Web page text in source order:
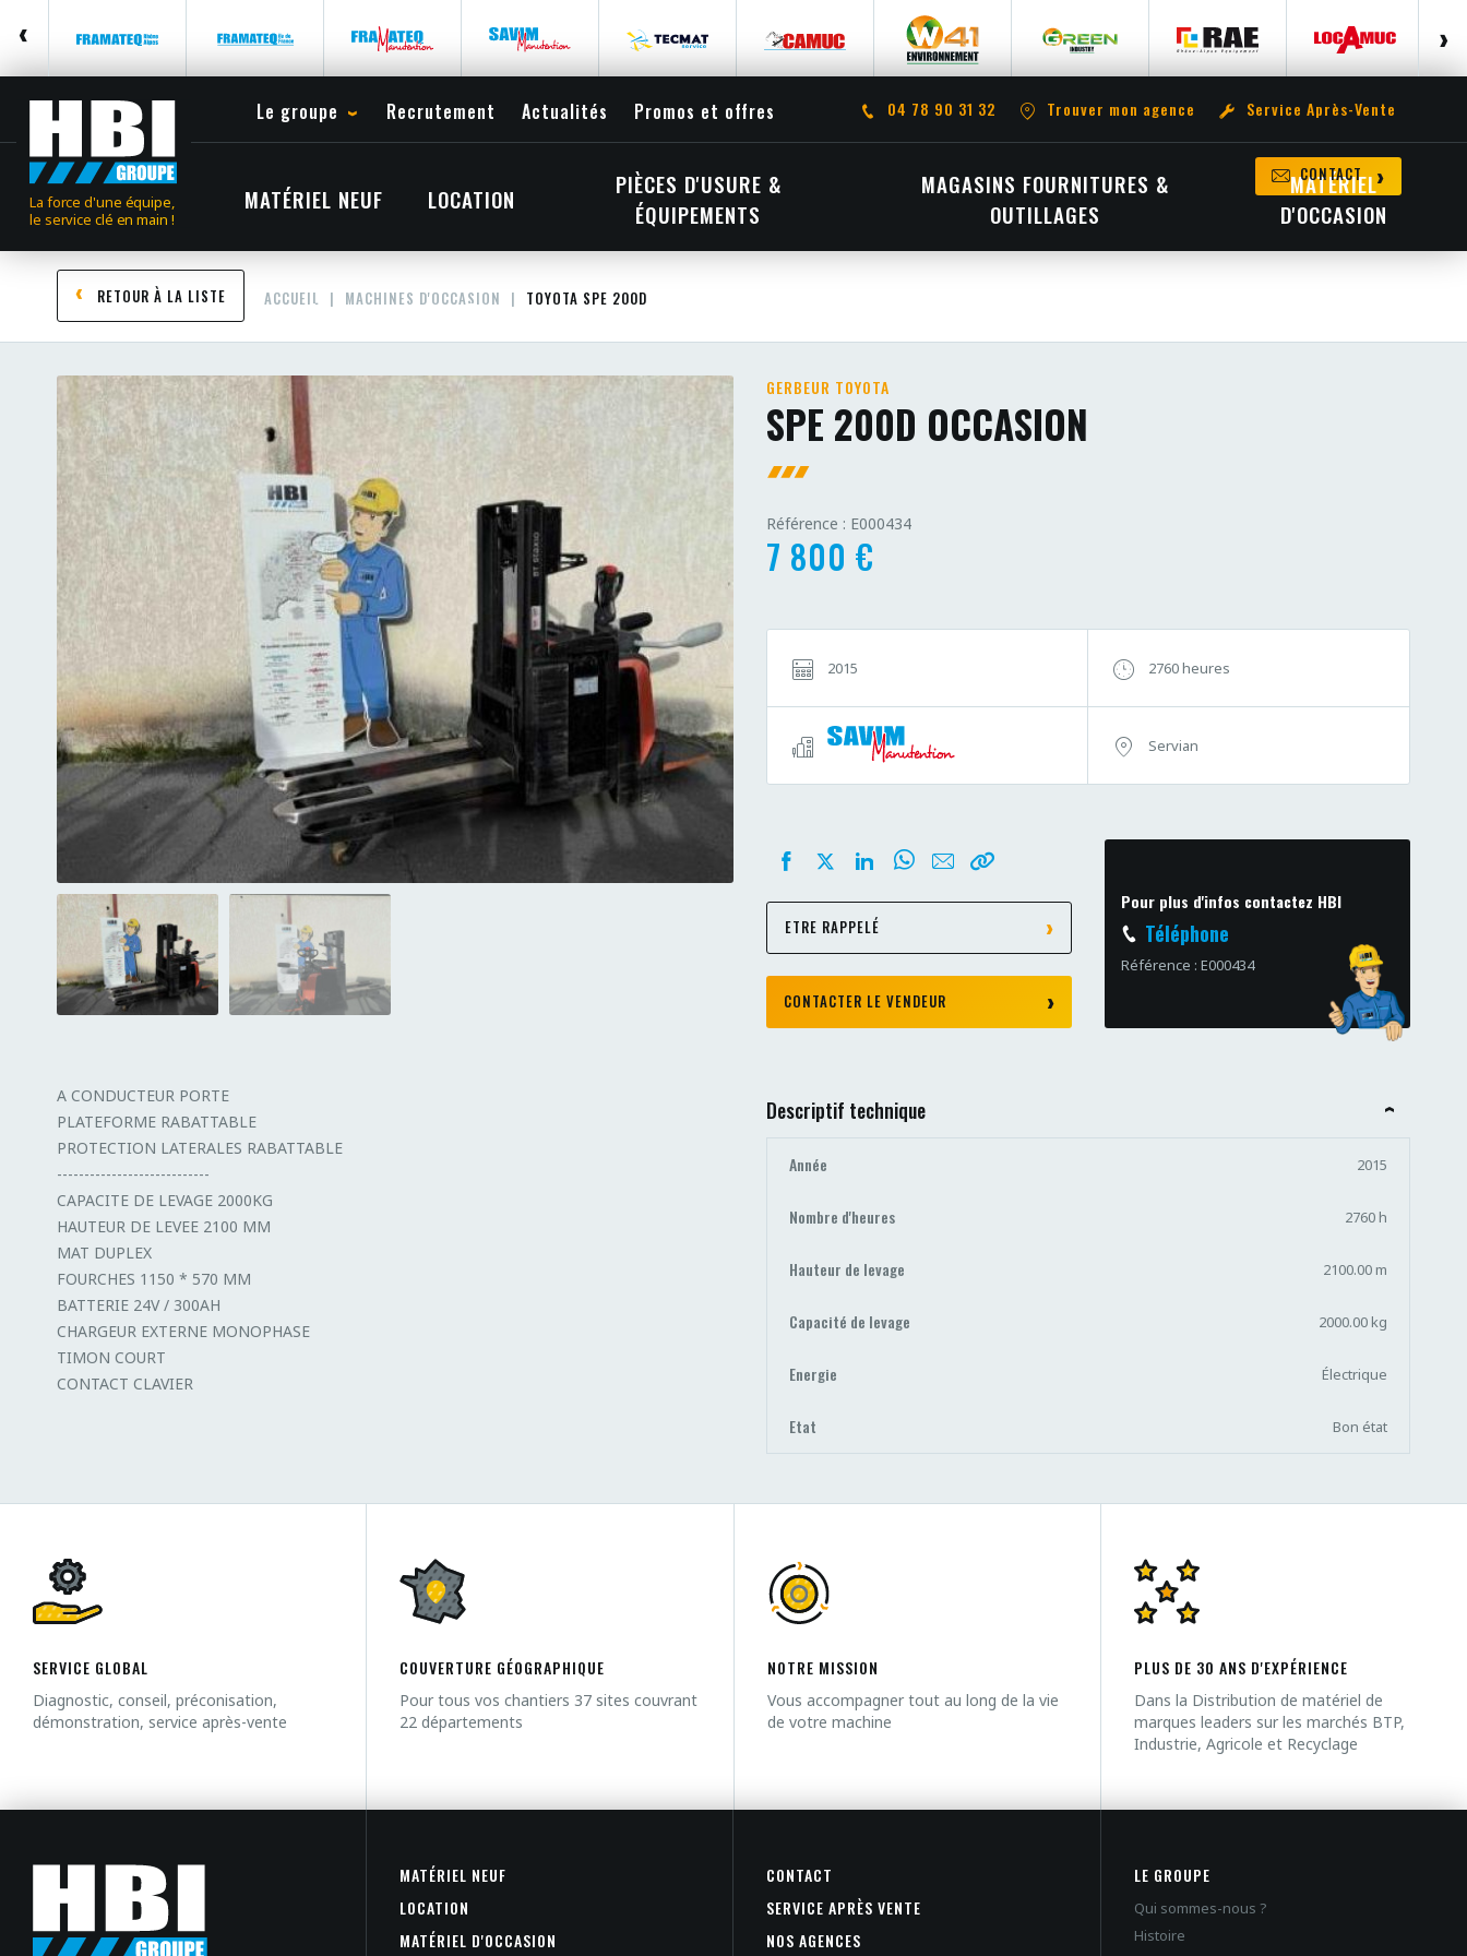
Le groupe Recrutement Actualités Promos et offres 04 78 90 31 32 Trouver mon agence Service Après-Vente
CONTACT
La force d'une équipe,
le service clé en main !
MATÉRIEL NEUF LOCATION
PIÈCES D'USURE &
ÉQUIPEMENTS
MAGASINS FOURNITURES &
OUTILLAGES
MATÉRIEL
D'OCCASION
RETOUR À LA LISTE ACCUEIL MACHINES D'OCCASION TOYOTA SPE 200D
GERBEUR TOYOTA
SPE 200D OCCASION
Référence : E000434
7 800 €
2015 2760 heures
Servian
ETRE RAPPELÉ
CONTACTER LE VENDEUR
Pour plus d'infos contactez HBI
Téléphone
Référence : E000434
A CONDUCTEUR PORTE
PLATEFORME RABATTABLE
PROTECTION LATERALES RABATTABLE
----------------------------
CAPACITE DE LEVAGE 2000KG
HAUTEUR DE LEVEE 2100 MM
MAT DUPLEX
FOURCHES 1150 * 570 MM
BATTERIE 24V / 300AH
CHARGEUR EXTERNE MONOPHASE
TIMON COURT
CONTACT CLAVIER
Descriptif technique
Année 2015
Nombre d'heures 2760 h
Hauteur de levage 2100.00 m
Capacité de levage 2000.00 kg
Energie Électrique
Etat Bon état
SERVICE GLOBAL
Diagnostic, conseil, préconisation,
démonstration, service après-vente
COUVERTURE GÉOGRAPHIQUE
Pour tous vos chantiers 37 sites couvrant
22 départements
NOTRE MISSION
Vous accompagner tout au long de la vie
de votre machine
PLUS DE 30 ANS D'EXPÉRIENCE
Dans la Distribution de matériel de
marques leaders sur les marchés BTP,
Industrie, Agricole et Recyclage
MATÉRIEL NEUF
LOCATION
MATÉRIEL D'OCCASION
CONTACT
SERVICE APRÈS VENTE
NOS AGENCES
LE GROUPE
Qui sommes-nous ?
Histoire